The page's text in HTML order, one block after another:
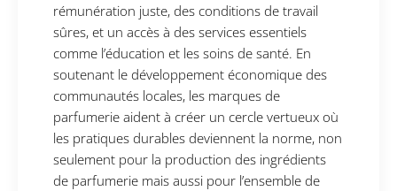
rémunération juste, des conditions de travail
sûres, et un accès à des services essentiels
comme l’éducation et les soins de santé. En
soutenant le développement économique des
communautés locales, les marques de
parfumerie aident à créer un cercle vertueux où
les pratiques durables deviennent la norme, non
seulement pour la production des ingrédients
de parfumerie mais aussi pour l’ensemble de